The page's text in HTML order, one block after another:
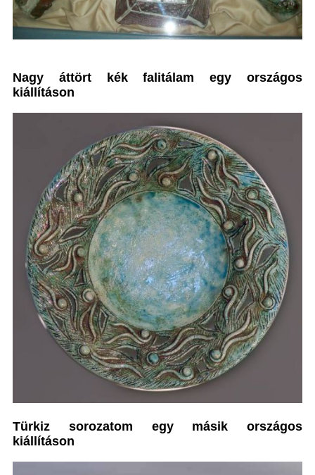
Nagy áttört kék falitálam egy országos
kiállításon
Türkiz sorozatom egy másik országos
kiállításon